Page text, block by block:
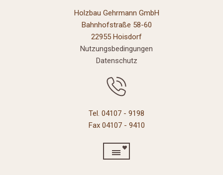
Holzbau Gehrmann GmbH
Bahnhofstraße 58-60
22955 Hoisdorf
Nutzungsbedingungen
Datenschutz
Tel. 04107 - 9198
Fax 04107 - 9410